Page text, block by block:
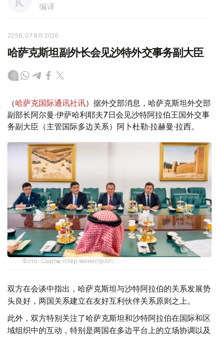
编译
22:56, 07 8月 2026
哈萨克斯坦副外长会见沙特外交事务副大臣
（哈萨克国际通讯社讯）据外交部消息，哈萨克斯坦外交部
副部长阿尔曼·伊萨哈利耶夫7日会见沙特阿拉伯王国外交事
务副大臣（主管国际多边关系）阿卜杜勒·拉赫曼·拉西。
Фото: Сыртқы істер министрлігі
双方在会谈中指出，哈萨克斯坦与沙特阿拉伯的关系发展势
头良好，两国关系建立在友好互利伙伴关系原则之上。
此外，双方特别关注了哈萨克斯坦和沙特阿拉伯在国际和区
域组织中的互动，特别是两国在多边平台上的立场协调以及